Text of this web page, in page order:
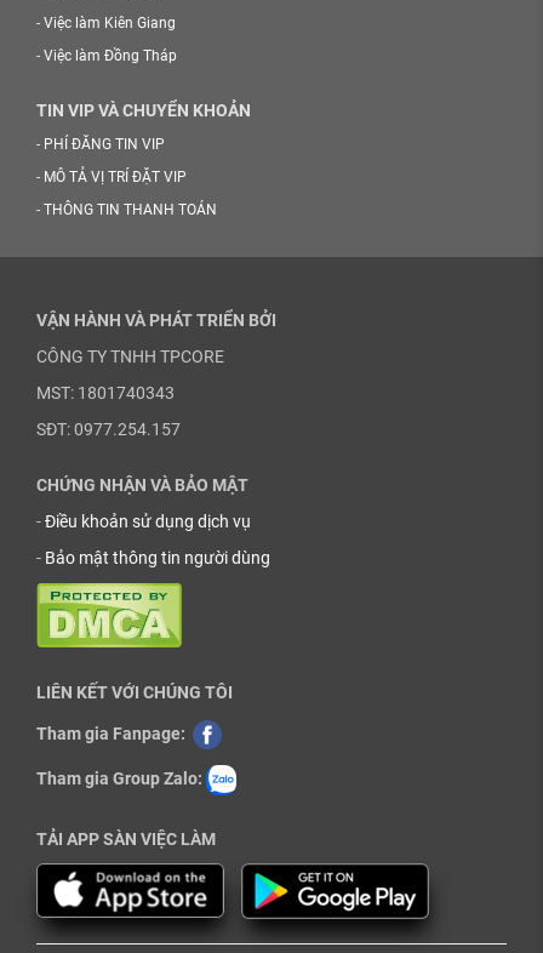
- Việc làm Kiên Giang
- Việc làm Đồng Tháp
TIN VIP VÀ CHUYỂN KHOẢN
- PHÍ ĐĂNG TIN VIP
- MÔ TẢ VỊ TRÍ ĐẶT VIP
- THÔNG TIN THANH TOÁN
VẬN HÀNH VÀ PHÁT TRIỂN BỞI
CÔNG TY TNHH TPCORE
MST: 1801740343
SĐT: 0977.254.157
CHỨNG NHẬN VÀ BẢO MẬT
-Điều khoản sử dụng dịch vụ
- Bảo mật thông tin người dùng
LIÊN KẾT VỚI CHÚNG TÔI
Tham gia Fanpage:
Tham gia Group Zalo:
TẢI APP SÀN VIỆC LÀM